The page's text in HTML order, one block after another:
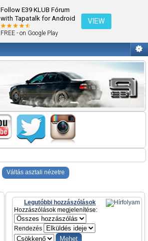
Follow E39 KLUB Fórum
with Tapatalk for Android
FREE - on Google Play
VIEW
Váltás asztali nézetre
Legutóbbi hozzászólások
Hozzászólások megjelenítése:
Rendezés